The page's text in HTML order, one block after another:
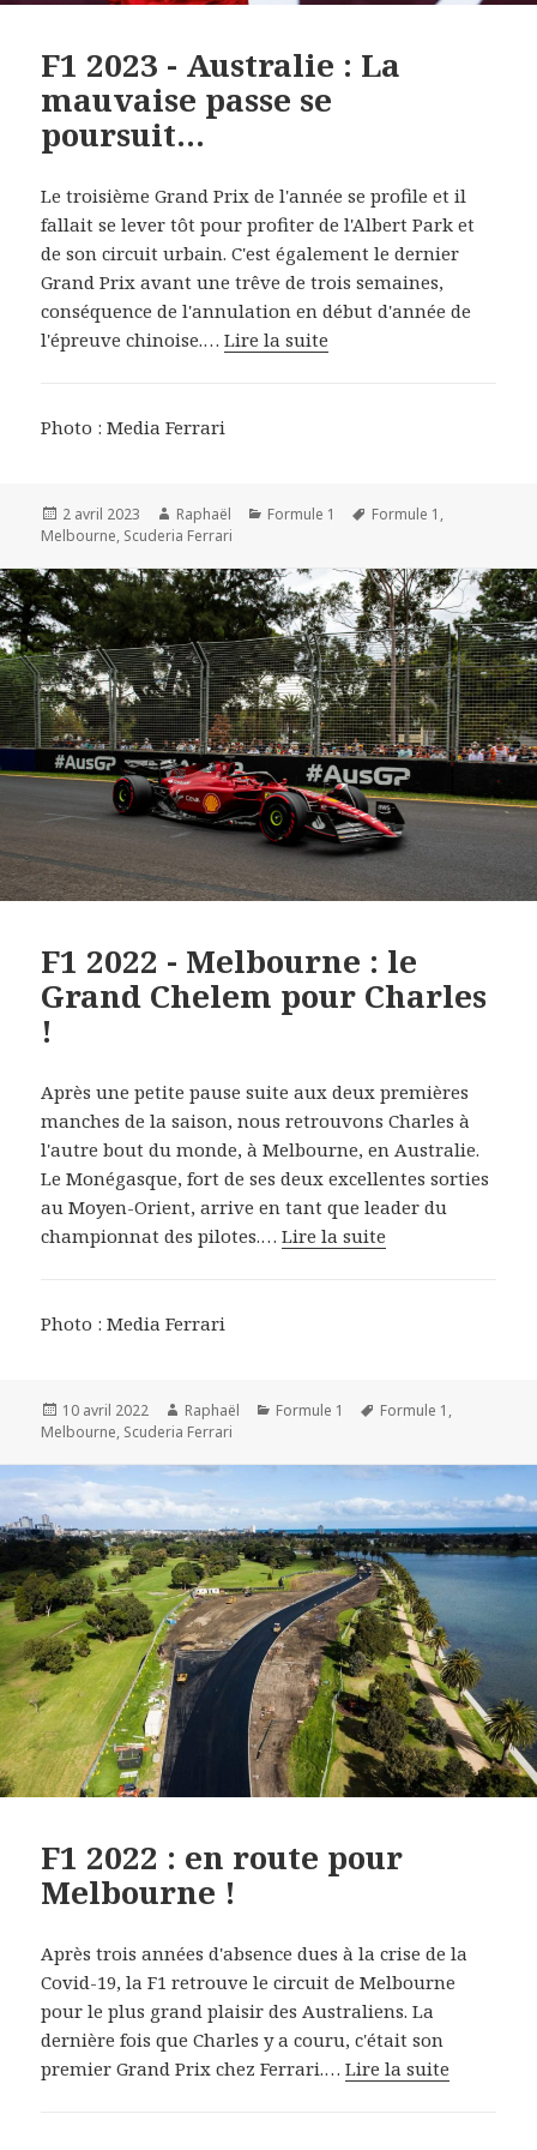
F1 2023 - Australie : La
mauvaise passe se
poursuit...
Le troisième Grand Prix de l'année se profile et il
fallait se lever tôt pour profiter de l'Albert Park et
de son circuit urbain. C'est également le dernier
Grand Prix avant une trêve de trois semaines,
conséquence de l'annulation en début d'année de
l'épreuve chinoise.…Lire la suite
Photo : Media Ferrari
Publié
le
2 avril 2023 Auteur
Raphaël Catégories
Formule 1
Mots-
Formule 1 ,
Melbourne, Scuderia Ferrari
F1 2022 - Melbourne : le
Grand Chelem pour Charles
!
Après une petite pause suite aux deux premières
manches de la saison, nous retrouvons Charles à
l'autre bout du monde, à Melbourne, en Australie.
Le Monégasque, fort de ses deux excellentes sorties
au Moyen-Orient, arrive en tant que leader du
championnat des pilotes.…Lire la suite
Photo : Media Ferrari
Publié
le
10 avril 2022 Auteur
Raphaël Catégories
Formule 1
Mots-
Formule 1 ,
Melbourne, Scuderia Ferrari
F1 2022 : en route pour
Melbourne !
Après trois années d'absence dues à la crise de la
Covid-19, la F1 retrouve le circuit de Melbourne
pour le plus grand plaisir des Australiens. La
dernière fois que Charles y a couru, c'était son
premier Grand Prix chez Ferrari.…Lire la suite